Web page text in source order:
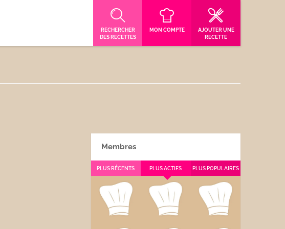
RECHERCHER
DES RECETTES
MON COMPTE
AJOUTER UNE
RECETTE
Membres
PLUS RÉCENTS PLUS ACTIFS PLUS POPULAIRES